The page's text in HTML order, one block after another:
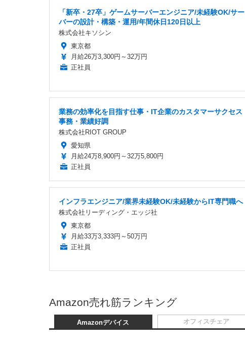
「新卒・27卒」ゲームサーバーエンジニア/未経験OK/サー
バーの設計・構築・運用/年間休日120日以上
株式会社キソシン
東京都
月給26万3,300円～32万円
正社員
業務の効率化を目指す仕事・IT企業のカスタマーサクセス
事務・業績好調
株式会社RIOT GROUP
愛知県
月給24万8,900円～32万5,800円
正社員
インフラエンジニア/業界未経験OK/未経験からIT専門職へ
株式会社リーディング・エッジ社
東京都
月給33万3,333円～50万円
正社員
Amazon売れ筋ランキング
Amazonデバイス オフィスチェア